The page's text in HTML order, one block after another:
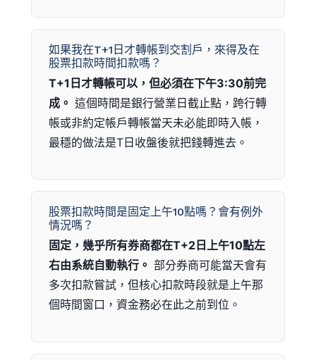
如果我在T+1日才轉帳到交割戶，來得及在
股票扣款時間扣款嗎？
T+1日才轉帳可以，但必須在下午3:30前完
成。 這個時間是銀行營業日截止點，跨行轉
帳或非約定帳戶轉帳當天未必能即時入帳，
最穩的做法是T日收盤後就把錢轉進去。
股票扣款時間是固定上午10點嗎？會有例外
情況嗎？
固定，幾乎所有券商都在T+2日上午10點左
右由系統自動執行。 部分券商可能當天會有
多次扣款嘗試，但核心扣款時段就是上午那
個時間窗口，資金務必在此之前到位。